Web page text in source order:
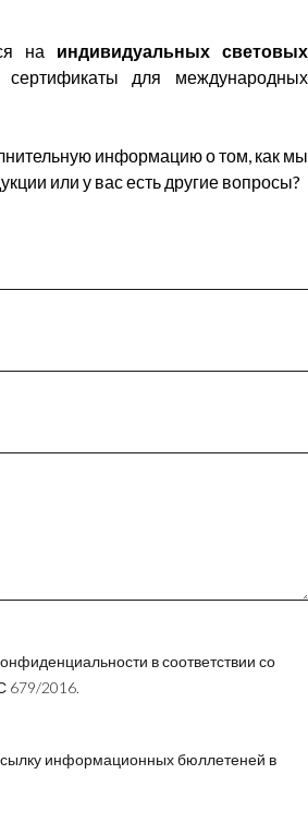
на индивидуальных световых
для международных
информацию о том, как мы
или у вас есть другие вопросы?
в соответствии со
679/2016.
информационных бюллетеней в